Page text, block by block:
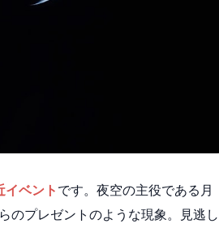
ベントです。夜空の主役である月
のプレゼントのような現象。見逃し